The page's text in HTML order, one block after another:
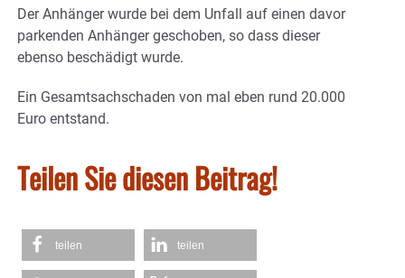
Der Anhänger wurde bei dem Unfall auf einen davor
parkenden Anhänger geschoben, so dass dieser
ebenso beschädigt wurde.
Ein Gesamtsachschaden von mal eben rund 20.000
Euro entstand.
Teilen Sie diesen Beitrag!
teilen teilen